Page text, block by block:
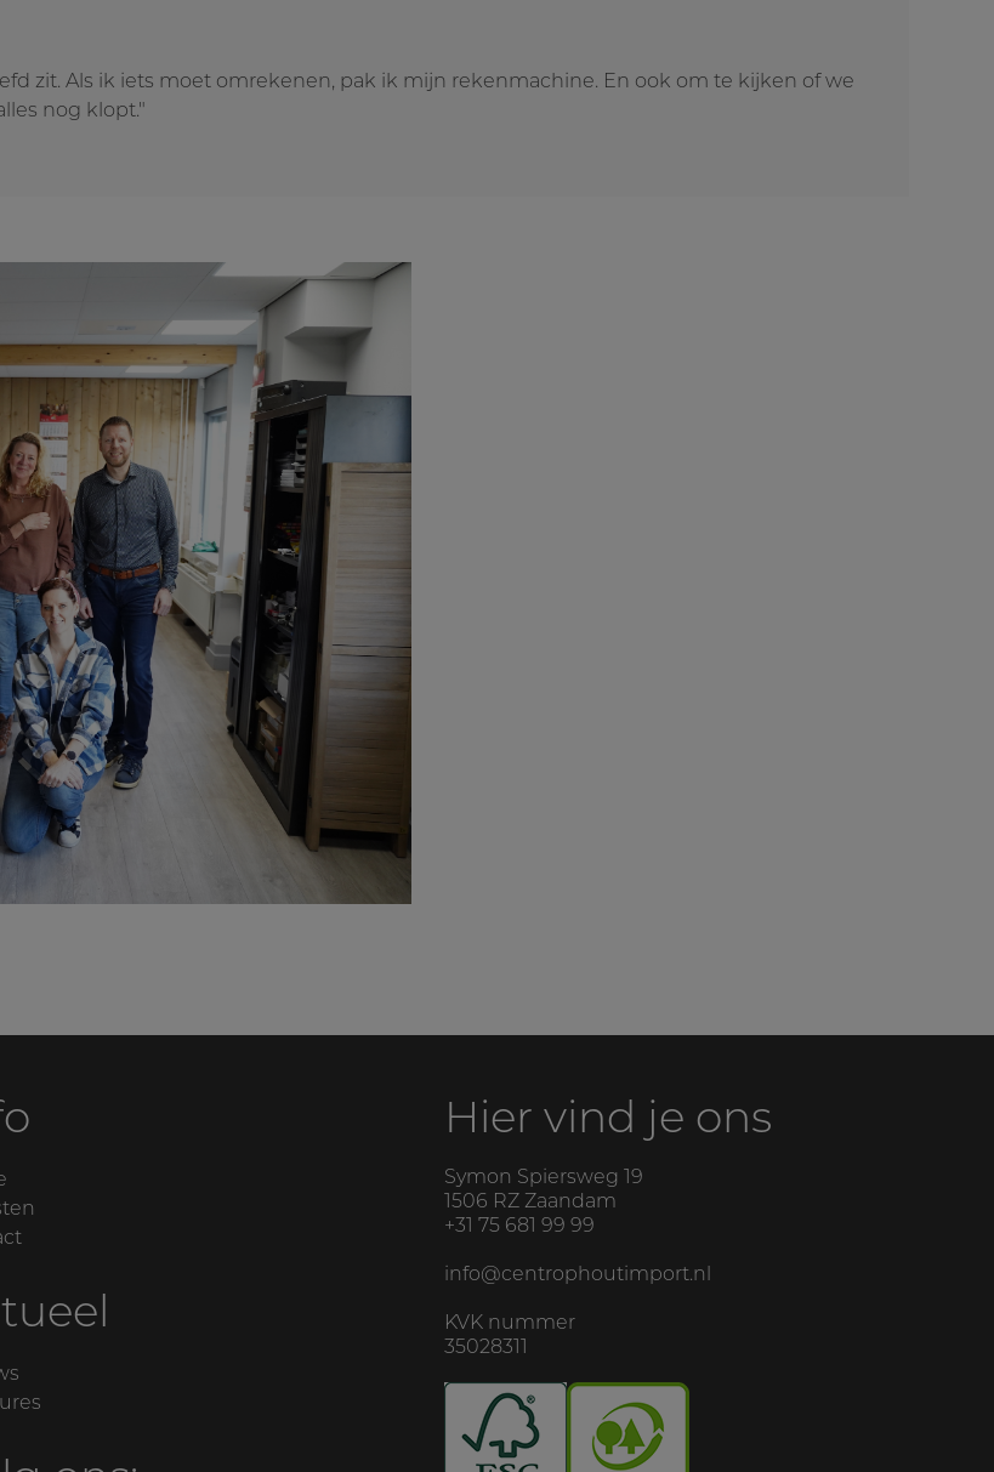
zit. Als ik iets moet omrekenen, pak ik mijn rekenmachine. En ook om te kijken of we
nog klopt."
Hier vind je ons
Symon Spiersweg 19
1506 RZ Zaandam
+31 75 681 99 99
info@centrophoutimport.nl
KVK nummer
35028311